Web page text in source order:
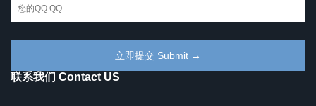
联系我们 Contact US